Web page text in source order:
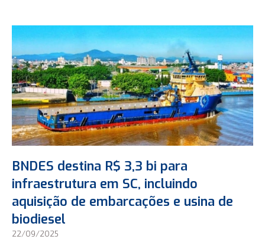
BNDES destina R$ 3,3 bi para
infraestrutura em SC, incluindo
aquisição de embarcações e usina de
biodiesel
22/09/2025